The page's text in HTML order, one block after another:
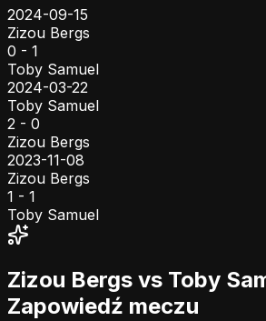
2024-09-15
Zizou Bergs
0 - 1
Toby Samuel
2024-03-22
Toby Samuel
2 - 0
Zizou Bergs
2023-11-08
Zizou Bergs
1 - 1
Toby Samuel
Zizou Bergs vs Toby
Zapowiedź meczu